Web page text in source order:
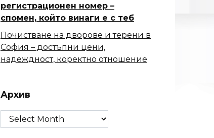
регистрационен номер –
спомен, който винаги е с теб
Почистване на дворове и терени в
София – достъпни цени,
надеждност, коректно отношение
Архив
Архив